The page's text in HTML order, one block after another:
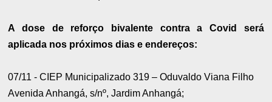
A dose de reforço bivalente contra a Covid será
aplicada nos próximos dias e endereços:
07/11 - CIEP Municipalizado 319 – Oduvaldo Viana Filho
Avenida Anhangá, s/nº, Jardim Anhangá;